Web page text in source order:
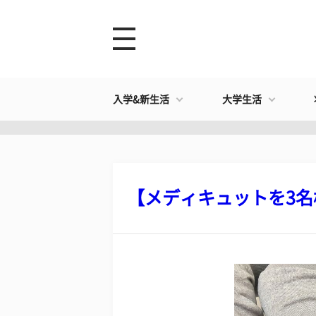
入学&新生活 大学生活
【メディキュットを3